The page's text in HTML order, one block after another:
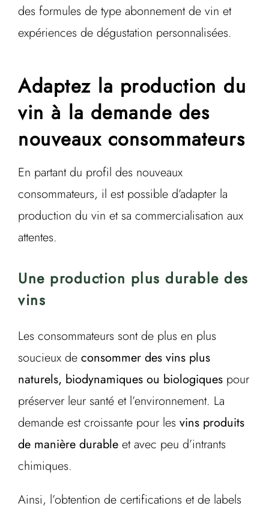
des formules de type abonnement de vin et
expériences de dégustation personnalisées.
Adaptez la production du
vin à la demande des
nouveaux consommateurs
En partant du profil des nouveaux
consommateurs, il est possible d’adapter la
production du vin et sa commercialisation aux
attentes.
Une production plus durable des
vins
Les consommateurs sont de plus en plus
soucieux de consommer des vins plus
naturels, biodynamiques ou biologiques pour
préserver leur santé et l’environnement. La
demande est croissante pour les vins produits
de manière durable et avec peu d’intrants
chimiques.
Ainsi, l’obtention de certifications et de labels